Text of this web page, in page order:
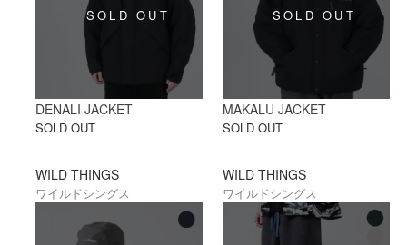
DENALI JACKET
SOLD OUT
MAKALU JACKET
SOLD OUT
WILD THINGS
ワイルドシングス
WILD THINGS
ワイルドシングス